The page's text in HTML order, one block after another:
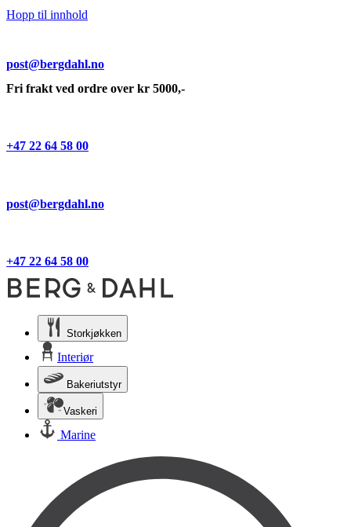
Hopp til innhold
post@bergdahl.no
Fri frakt ved ordre over kr 5000,-
+47 22 64 58 00
post@bergdahl.no
+47 22 64 58 00
Storkjøkken
Interiør
Bakeriutstyr
Vaskeri
Marine